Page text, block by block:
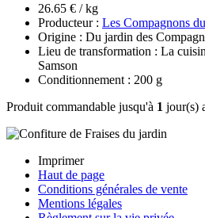
26.65 € / kg
Producteur : Les Compagnons
Origine : Du jardin des
Lieu de transformation : La
Samson
Conditionnement : 200 g
Produit commandable jusqu'à 1 jour(s)
Imprimer
Haut de page
Conditions générales de vente
Mentions légales